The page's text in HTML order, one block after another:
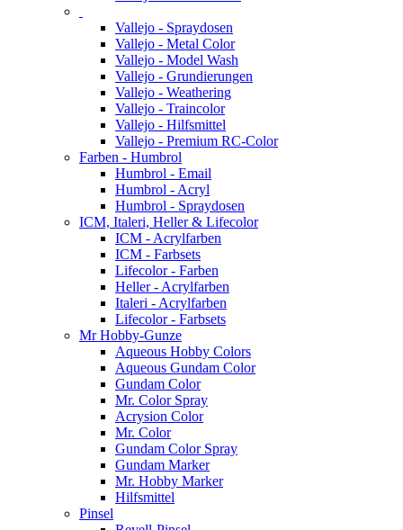
Vallejo - Spraydosen
Vallejo - Metal Color
Vallejo - Model Wash
Vallejo - Grundierungen
Vallejo - Weathering
Vallejo - Traincolor
Vallejo - Hilfsmittel
Vallejo - Premium RC-Color
Farben - Humbrol
Humbrol - Email
Humbrol - Acryl
Humbrol - Spraydosen
ICM, Italeri, Heller & Lifecolor
ICM - Acrylfarben
ICM - Farbsets
Lifecolor - Farben
Heller - Acrylfarben
Italeri - Acrylfarben
Lifecolor - Farbsets
Mr Hobby-Gunze
Aqueous Hobby Colors
Aqueous Gundam Color
Gundam Color
Mr. Color Spray
Acrysion Color
Mr. Color
Gundam Color Spray
Gundam Marker
Mr. Hobby Marker
Hilfsmittel
Pinsel